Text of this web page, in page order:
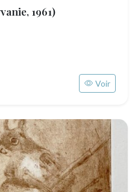
1961)
Voir